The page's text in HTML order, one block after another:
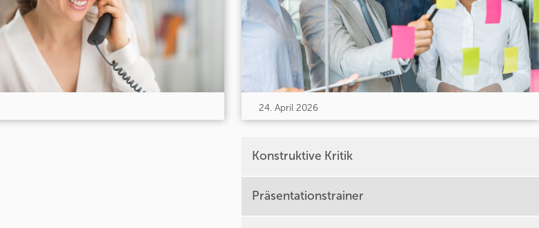
24. April 2026
Konstruktive Kritik
Präsentationstrainer